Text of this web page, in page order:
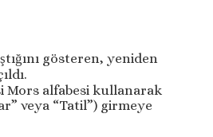
gösteren, yeniden
alfabesi kullanarak
veya “Tatil”) girmeye